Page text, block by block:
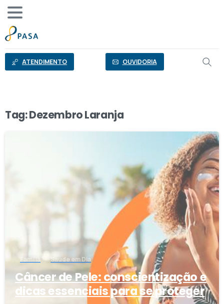
conteúdo
ATENDIMENTO OUVIDORIA
Tag:Dezembro Laranja
Família Saúde em Dia
Câncer de Pele: conscientização e
dicas essenciais para se proteger